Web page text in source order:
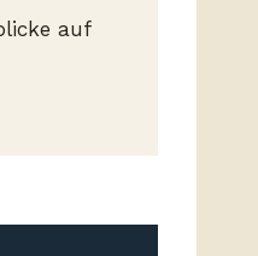
auf